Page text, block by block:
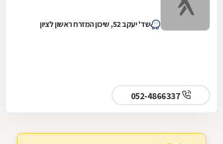
שד' יעקב 52, שיכון המזרח ראשון לציון